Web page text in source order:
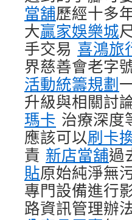
當舖歷經十多
大贏家娛樂城
手交易 喜鴻旅
界慈善會老字
活動統籌規劃
升級與相關討
瑪卡 治療深度
應該可以刷卡
責 新店當舖過
貼原始純淨無
專門設備進行
路資訊管理辦